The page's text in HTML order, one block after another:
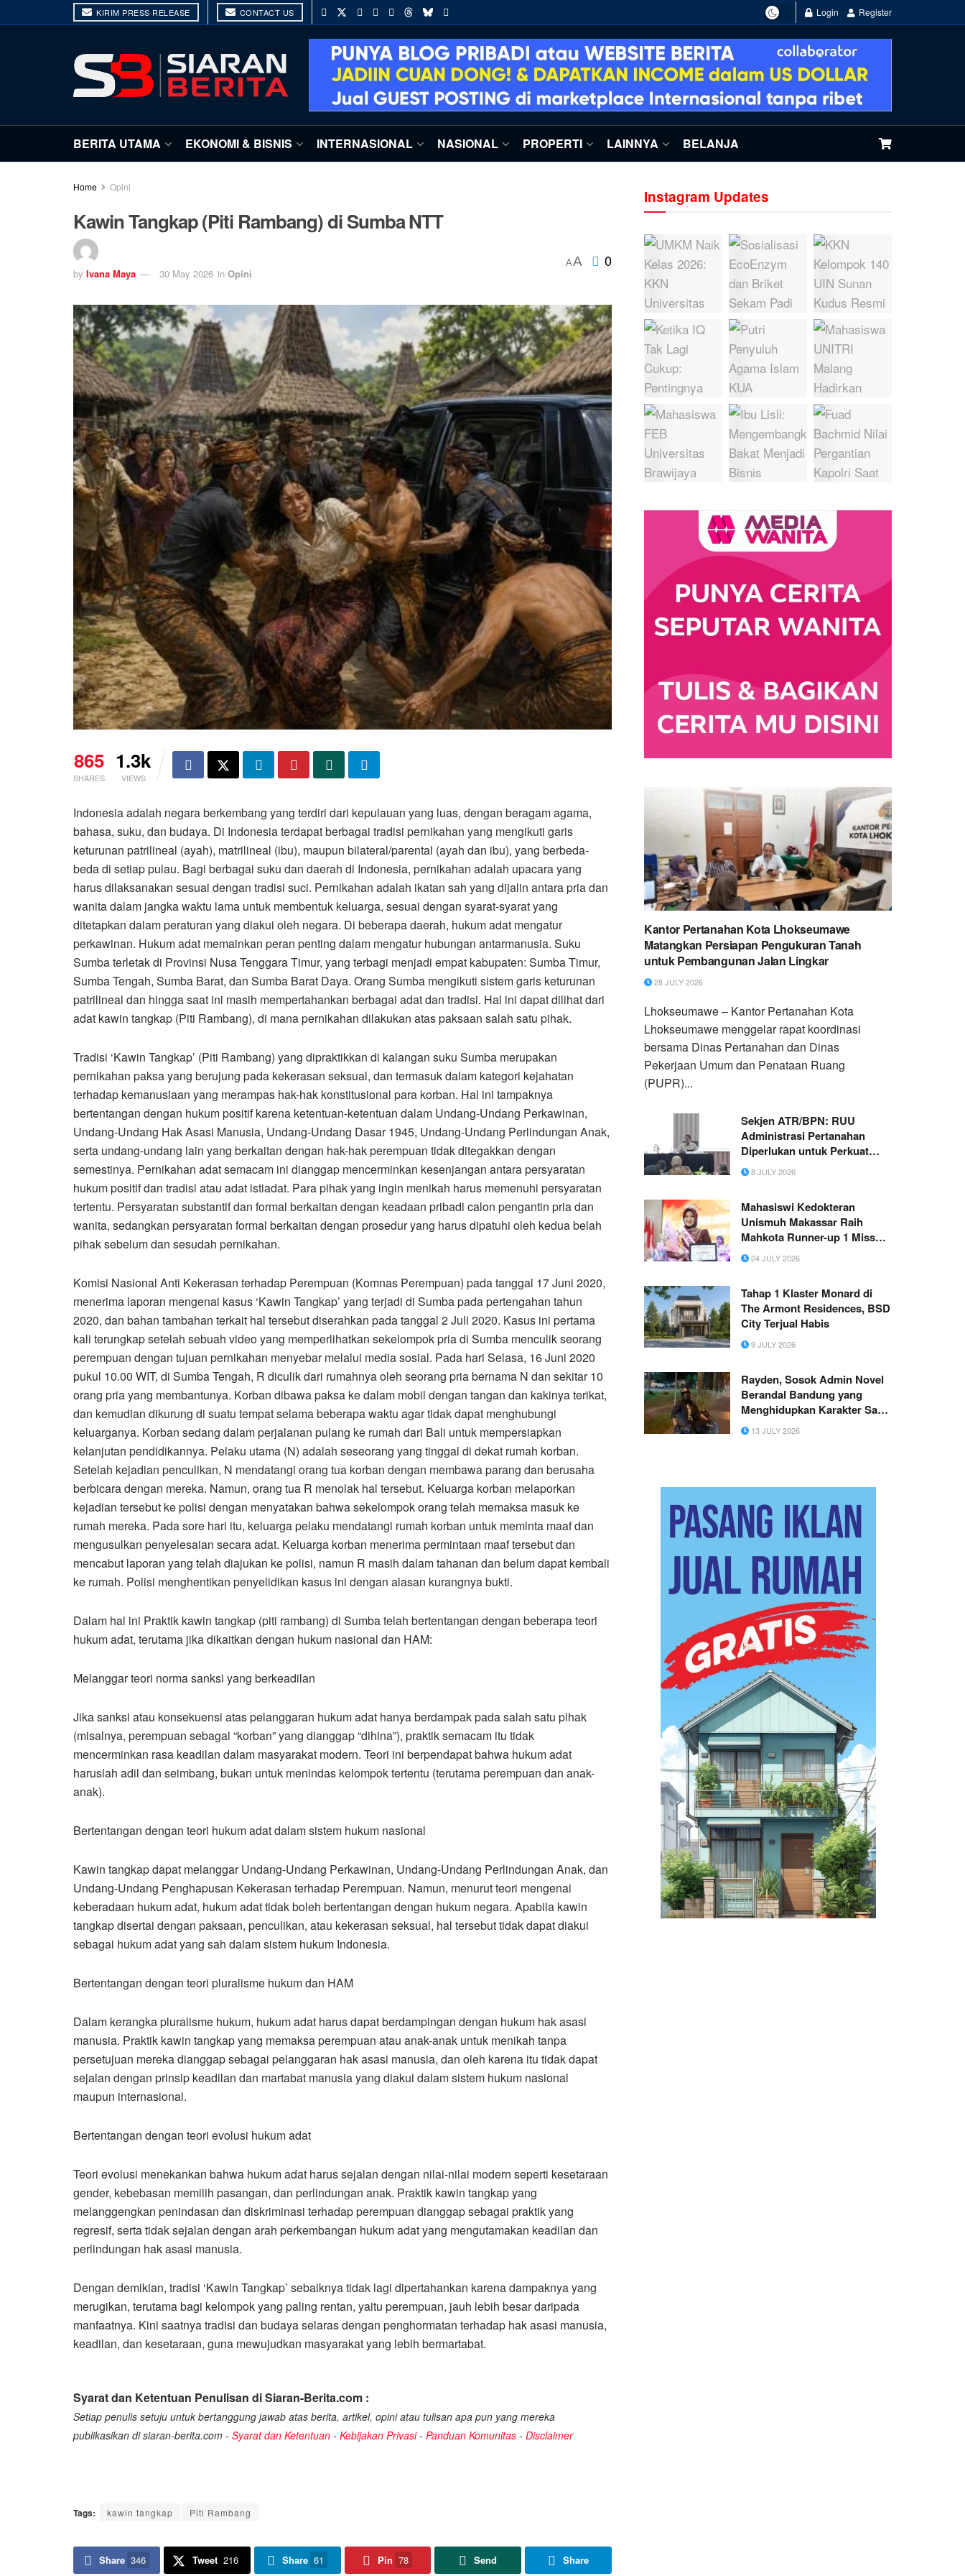
KIRIM PRESS RELEASE CONTACT US Login Register
BERITA UTAMA EKONOMI & BISNIS INTERNASIONAL NASIONAL PROPERTI LAINNYA BELANJA
Home Opini
Kawin Tangkap (Piti Rambang) di Sumba NTT
by Ivana Maya 30 May 2026 in Opini
AA 0
865
SHARES
1.3k
VIEWS
Indonesia adalah negara berkembang yang terdiri dari kepulauan yang luas, dengan beragam agama,
bahasa, suku, dan budaya. Di Indonesia terdapat berbagai tradisi pernikahan yang mengikuti garis
keturunan patrilineal (ayah), matrilineal (ibu), maupun bilateral/parental (ayah dan ibu), yang berbeda-
beda di setiap pulau. Bagi berbagai suku dan daerah di Indonesia, pernikahan adalah upacara yang
harus dilaksanakan sesuai dengan tradisi suci. Pernikahan adalah ikatan sah yang dijalin antara pria dan
wanita dalam jangka waktu lama untuk membentuk keluarga, sesuai dengan syarat-syarat yang
ditetapkan dalam peraturan yang diakui oleh negara. Di beberapa daerah, hukum adat mengatur
perkawinan. Hukum adat memainkan peran penting dalam mengatur hubungan antarmanusia. Suku
Sumba terletak di Provinsi Nusa Tenggara Timur, yang terbagi menjadi empat kabupaten: Sumba Timur,
Sumba Tengah, Sumba Barat, dan Sumba Barat Daya. Orang Sumba mengikuti sistem garis keturunan
patrilineal dan hingga saat ini masih mempertahankan berbagai adat dan tradisi. Hal ini dapat dilihat dari
adat kawin tangkap (Piti Rambang), di mana pernikahan dilakukan atas paksaan salah satu pihak.
Tradisi ‘Kawin Tangkap’ (Piti Rambang) yang dipraktikkan di kalangan suku Sumba merupakan
pernikahan paksa yang berujung pada kekerasan seksual, dan termasuk dalam kategori kejahatan
terhadap kemanusiaan yang merampas hak-hak konstitusional para korban. Hal ini tampaknya
bertentangan dengan hukum positif karena ketentuan-ketentuan dalam Undang-Undang Perkawinan,
Undang-Undang Hak Asasi Manusia, Undang-Undang Dasar 1945, Undang-Undang Perlindungan Anak,
serta undang-undang lain yang berkaitan dengan hak-hak perempuan tidak ditegakkan dengan
semestinya. Pernikahan adat semacam ini dianggap mencerminkan kesenjangan antara persyaratan
hukum positif dan tradisi atau adat istiadat. Para pihak yang ingin menikah harus memenuhi persyaratan
tertentu. Persyaratan substantif dan formal berkaitan dengan keadaan pribadi calon pengantin pria dan
wanita, sedangkan persyaratan formal berkaitan dengan prosedur yang harus dipatuhi oleh kedua belah
pihak sebelum dan sesudah pernikahan.
Komisi Nasional Anti Kekerasan terhadap Perempuan (Komnas Perempuan) pada tanggal 17 Juni 2020,
menerima laporan mengenai kasus ‘Kawin Tangkap’ yang terjadi di Sumba pada pertengahan tahun
2020, dan bahan tambahan terkait hal tersebut diserahkan pada tanggal 2 Juli 2020. Kasus ini pertama
kali terungkap setelah sebuah video yang memperlihatkan sekelompok pria di Sumba menculik seorang
perempuan dengan tujuan pernikahan menyebar melalui media sosial. Pada hari Selasa, 16 Juni 2020
pukul 10.00 WIT, di Sumba Tengah, R diculik dari rumahnya oleh seorang pria bernama N dan sekitar 10
orang pria yang membantunya. Korban dibawa paksa ke dalam mobil dengan tangan dan kakinya terikat,
dan kemudian dikurung di suatu tempat selama beberapa waktu agar tidak dapat menghubungi
keluarganya. Korban sedang dalam perjalanan pulang ke rumah dari Bali untuk mempersiapkan
kelanjutan pendidikannya. Pelaku utama (N) adalah seseorang yang tinggal di dekat rumah korban.
Setelah kejadian penculikan, N mendatangi orang tua korban dengan membawa parang dan berusaha
berbicara dengan mereka. Namun, orang tua R menolak hal tersebut. Keluarga korban melaporkan
kejadian tersebut ke polisi dengan menyatakan bahwa sekelompok orang telah memaksa masuk ke
rumah mereka. Pada sore hari itu, keluarga pelaku mendatangi rumah korban untuk meminta maaf dan
mengusulkan penyelesaian secara adat. Keluarga korban menerima permintaan maaf tersebut dan
mencabut laporan yang telah diajukan ke polisi, namun R masih dalam tahanan dan belum dapat kembali
ke rumah. Polisi menghentikan penyelidikan kasus ini dengan alasan kurangnya bukti.
Dalam hal ini Praktik kawin tangkap (piti rambang) di Sumba telah bertentangan dengan beberapa teori
hukum adat, terutama jika dikaitkan dengan hukum nasional dan HAM:
Melanggar teori norma sanksi yang berkeadilan
Jika sanksi atau konsekuensi atas pelanggaran hukum adat hanya berdampak pada salah satu pihak
(misalnya, perempuan sebagai “korban” yang dianggap “dihina”), praktik semacam itu tidak
mencerminkan rasa keadilan dalam masyarakat modern. Teori ini berpendapat bahwa hukum adat
haruslah adil dan seimbang, bukan untuk menindas kelompok tertentu (terutama perempuan dan anak-
anak).
Bertentangan dengan teori hukum adat dalam sistem hukum nasional
Kawin tangkap dapat melanggar Undang-Undang Perkawinan, Undang-Undang Perlindungan Anak, dan
Undang-Undang Penghapusan Kekerasan terhadap Perempuan. Namun, menurut teori mengenai
keberadaan hukum adat, hukum adat tidak boleh bertentangan dengan hukum negara. Apabila kawin
tangkap disertai dengan paksaan, penculikan, atau kekerasan seksual, hal tersebut tidak dapat diakui
sebagai hukum adat yang sah dalam sistem hukum Indonesia.
Bertentangan dengan teori pluralisme hukum dan HAM
Dalam kerangka pluralisme hukum, hukum adat harus dapat berdampingan dengan hukum hak asasi
manusia. Praktik kawin tangkap yang memaksa perempuan atau anak-anak untuk menikah tanpa
persetujuan mereka dianggap sebagai pelanggaran hak asasi manusia, dan oleh karena itu tidak dapat
sejalan dengan prinsip keadilan dan martabat manusia yang diakui dalam sistem hukum nasional
maupun internasional.
Bertentangan dengan teori evolusi hukum adat
Teori evolusi menekankan bahwa hukum adat harus sejalan dengan nilai-nilai modern seperti kesetaraan
gender, kebebasan memilih pasangan, dan perlindungan anak. Praktik kawin tangkap yang
melanggengkan penindasan dan diskriminasi terhadap perempuan dianggap sebagai praktik yang
regresif, serta tidak sejalan dengan arah perkembangan hukum adat yang mengutamakan keadilan dan
perlindungan hak asasi manusia.
Dengan demikian, tradisi ‘Kawin Tangkap’ sebaiknya tidak lagi dipertahankan karena dampaknya yang
merugikan, terutama bagi kelompok yang paling rentan, yaitu perempuan, jauh lebih besar daripada
manfaatnya. Kini saatnya tradisi dan budaya selaras dengan penghormatan terhadap hak asasi manusia,
keadilan, dan kesetaraan, guna mewujudkan masyarakat yang lebih bermartabat.
Syarat dan Ketentuan Penulisan di Siaran-Berita.com :
Setiap penulis setuju untuk bertanggung jawab atas berita, artikel, opini atau tulisan apa pun yang mereka
publikasikan di siaran-berita.com - Syarat dan Ketentuan - Kebijakan Privasi- Panduan Komunitas - Disclaimer
Tags: kawin tangkap Piti Rambang
Share 346 Tweet 216 Share 61 Pin 78 Send Share
Instagram Updates
Kantor Pertanahan Kota Lhokseumawe
Matangkan Persiapan Pengukuran Tanah
untuk Pembangunan Jalan Lingkar
28 JULY 2026
Lhokseumawe – Kantor Pertanahan Kota
Lhokseumawe menggelar rapat koordinasi
bersama Dinas Pertanahan dan Dinas
Pekerjaan Umum dan Penataan Ruang
(PUPR)...
Sekjen ATR/BPN: RUU
Administrasi Pertanahan
Diperlukan untuk Perkuat
Tata Kelola Pertanahan
Nasional
8 JULY 2026
Mahasiswi Kedokteran
Unismuh Makassar Raih
Mahkota Runner-up 1 Miss
Hijab Sulsel 2026, Herfika
Hadir Dengan Advokasi Nyata
Pendidikan
24 JULY 2026
Tahap 1 Klaster Monard di
The Armont Residences, BSD
City Terjual Habis
9 JULY 2026
Rayden, Sosok Admin Novel
Berandal Bandung yang
Menghidupkan Karakter Saka
Aribi
13 JULY 2026